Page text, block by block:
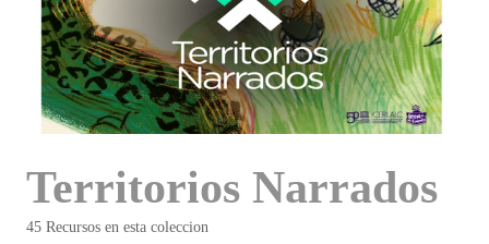
Territorios Narrados
45 Recursos en esta coleccion